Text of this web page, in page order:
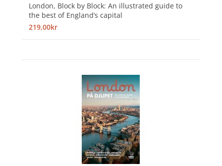
London, Block by Block: An illustrated guide to
the best of England’s capital
219,00kr